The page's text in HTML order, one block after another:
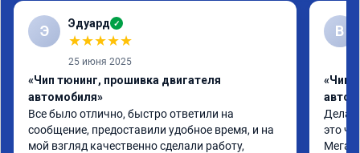
Э Эдуард ✓
★★★★★
25 июня 2025
«Чип тюнинг, прошивка двигателя
автомобиля»
Все было отлично, быстро ответили на
сообщение, предоставили удобное время, и на
мой взгляд качественно сделали работу,
В
«Чип
Делал
это
Мега